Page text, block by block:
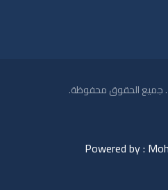
Powered by :